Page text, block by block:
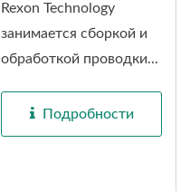
Rexon Technology
занимается сборкой и
обработкой проводки...
Подробности